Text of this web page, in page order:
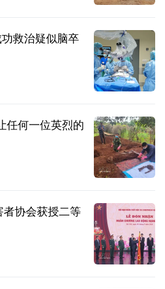
救治疑似脑卒
任何一位英烈的
协会获授二等